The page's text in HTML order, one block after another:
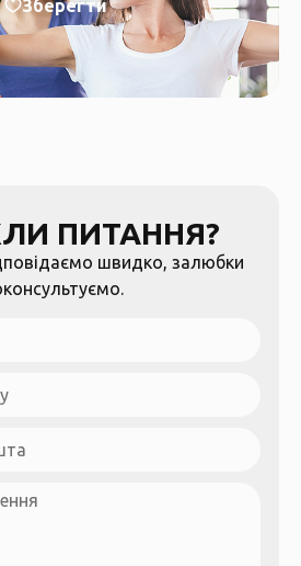
Зберегти
ПИТАННЯ?
швидко, залюбки